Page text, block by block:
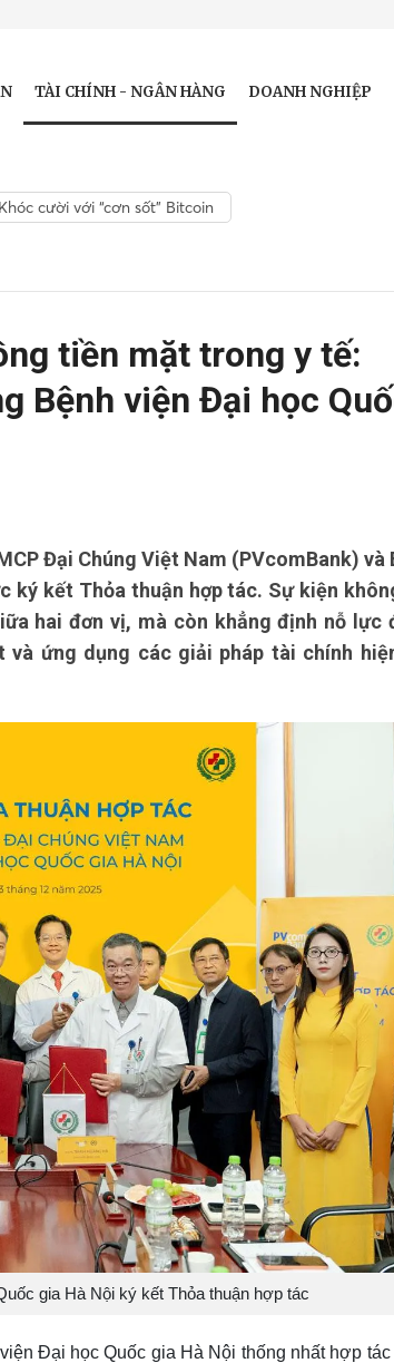
TÀI CHÍNH - NGÂN HÀNG DOANH NGHIỆP
Khóc cười với “cơn sốt” Bitcoin
tiền mặt trong y tế:
Bệnh viện Đại học
Đại Chúng Việt Nam (PVcomBank) và
ký kết Thỏa thuận hợp tác. Sự kiện
hai đơn vị, mà còn khẳng định nỗ lực
ứng dụng các giải pháp tài chính
gia Hà Nội ký kết Thỏa thuận hợp tác
Đại học Quốc gia Hà Nội thống nhất hợp tác